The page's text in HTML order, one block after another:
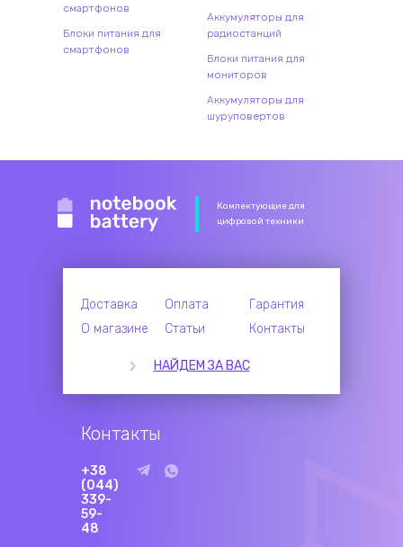
смартфонов
Блоки питания для
смартфонов
Аккумуляторы для
радиостанций
Блоки питания для
мониторов
Аккумуляторы для
шуруповертов
Комлектующие для
цифровой техники
Доставка Оплата
Гарантия
О магазине
Статьи Контакты
НАЙДЕМ ЗА ВАС
Контакты
+38
(044)
339-
59-
48